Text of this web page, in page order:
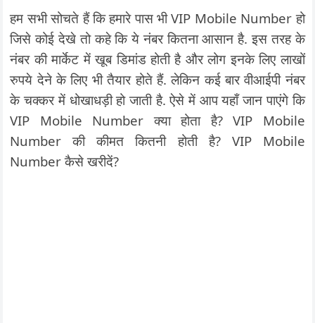
हम सभी सोचते हैं कि हमारे पास भी VIP Mobile Number हो
जिसे कोई देखे तो कहे कि ये नंबर कितना आसान है. इस तरह के
नंबर की मार्केट में खूब डिमांड होती है और लोग इनके लिए लाखों
रुपये देने के लिए भी तैयार होते हैं. लेकिन कई बार वीआईपी नंबर
के चक्कर में धोखाधड़ी हो जाती है. ऐसे में आप यहाँ जान पाएंगे कि
VIP Mobile Number क्या होता है? VIP Mobile
Number की कीमत कितनी होती है? VIP Mobile
Number कैसे खरीदें?